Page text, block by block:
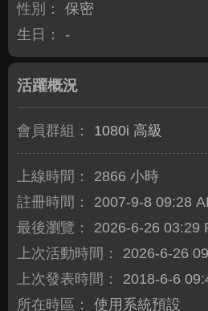
性別：
保密
生日：
-
活躍概況
會員群組： 1080i 高級
上線時間：
2866 小時
註冊時間：
2007-9-8 09:28
最後瀏覽：
2026-6-26 03:29
上次活動時間：
2026-6-26
上次發表時間：
2018-6-6
所在時區：
使用系統預設